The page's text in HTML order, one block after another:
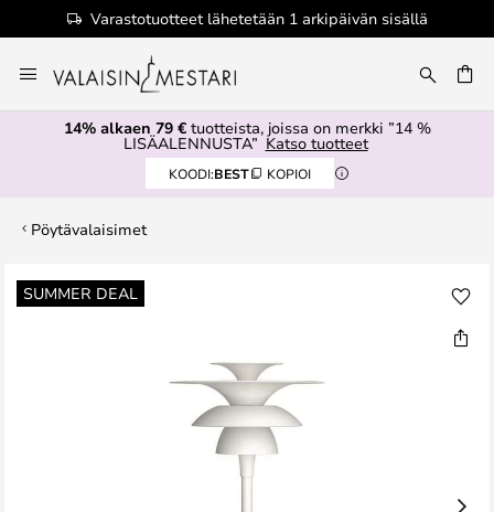
Varastotuotteet lähetetään 1 arkipäivän sisällä
to
Content
14% alkaen 79 €tuotteista, joissa on merkki ”14 %
LISÄALENNUSTA” Katso tuotteet
KOODI:BEST KOPIOI
Pöytävalaisimet
SUMMER DEAL
Skip
to